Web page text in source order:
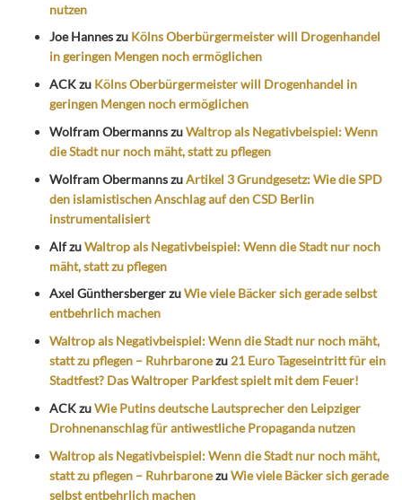
nutzen
Joe Hanneszu Kölns Oberbürgermeister will Drogenhandel
in geringen Mengen noch ermöglichen
ACKzu Kölns Oberbürgermeister will Drogenhandel in
geringen Mengen noch ermöglichen
Wolfram ObermannszuWaltrop als Negativbeispiel: Wenn
die Stadt nur noch mäht, statt zu pflegen
Wolfram ObermannszuArtikel 3 Grundgesetz: Wie die SPD
den islamistischen Anschlag auf den CSD Berlin
instrumentalisiert
AlfzuWaltrop als Negativbeispiel: Wenn die Stadt nur noch
mäht, statt zu pflegen
Axel GünthersbergerzuWie viele Bäcker sich gerade selbst
entbehrlich machen
Waltrop als Negativbeispiel: Wenn die Stadt nur noch mäht,
statt zu pflegen – Ruhrbaronezu 21 Euro Tageseintritt für ein
Stadtfest? Das Waltroper Parkfest spielt mit dem Feuer!
ACKzuWie Putins deutsche Lautsprecher den Leipziger
Drohnenanschlag für antiwestliche Propaganda nutzen
Waltrop als Negativbeispiel: Wenn die Stadt nur noch mäht,
statt zu pflegen – RuhrbaronezuWie viele Bäcker sich gerade
selbst entbehrlich machen